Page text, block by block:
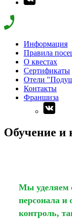
Информация
Правила
О квестах
Сертификаты
Отели
Контакты
Франшиза
Обучение и
Мы уделяем
персонала
контроль,